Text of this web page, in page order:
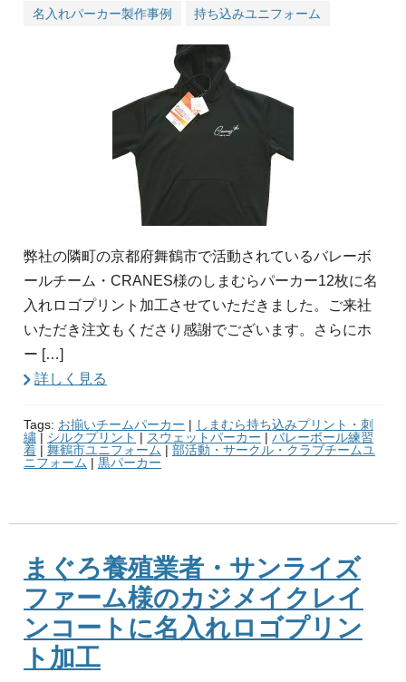
名入れパーカー製作事例 持ち込みユニフォーム
弊社の隣町の京都府舞鶴市で活動されているバレーボ
ールチーム・CRANES様のしまむらパーカー12枚に名
入れロゴプリント加工させていただきました。ご来社
いただき注文もくださり感謝でございます。さらにホ
ー […]
詳しく見る
Tags: お揃いチームパーカー | しまむら持ち込みプリント・刺
繍 | シルクプリント | スウェットパーカー | バレーボール練習
着 | 舞鶴市ユニフォーム | 部活動・サークル・クラブチームユ
ニフォーム | 黒パーカー
まぐろ養殖業者・サンライズ
ファーム様のカジメイクレイ
ンコートに名入れロゴプリン
ト加工